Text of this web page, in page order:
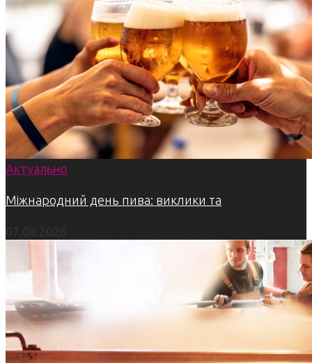
Актуально
Міжнародний день пива: виклики та